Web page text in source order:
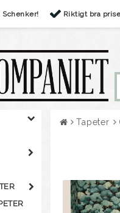
Schenker! Riktigt bra
Tapeter